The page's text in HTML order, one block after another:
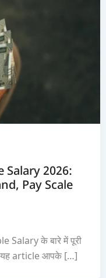
Salary 2026:
Pay Scale
Salary के बारे में पूरी
यह article आपके […]